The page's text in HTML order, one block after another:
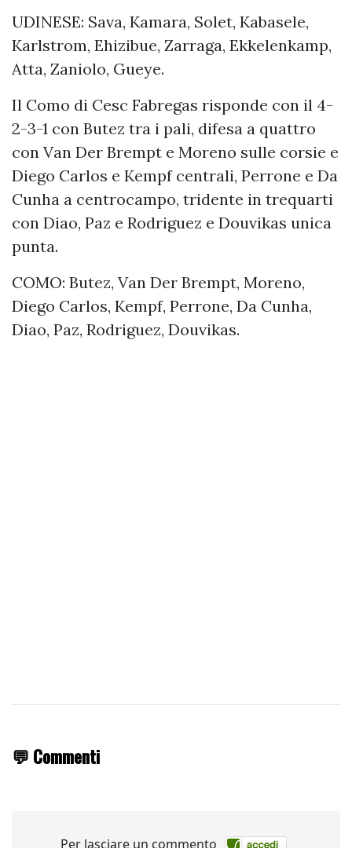
UDINESE: Sava, Kamara, Solet, Kabasele,
Karlstrom, Ehizibue, Zarraga, Ekkelenkamp,
Atta, Zaniolo, Gueye.
Il Como di Cesc Fabregas risponde con il 4-
2-3-1 con Butez tra i pali, difesa a quattro
con Van Der Brempt e Moreno sulle corsie e
Diego Carlos e Kempf centrali, Perrone e Da
Cunha a centrocampo, tridente in trequarti
con Diao, Paz e Rodriguez e Douvikas unica
punta.
COMO: Butez, Van Der Brempt, Moreno,
Diego Carlos, Kempf, Perrone, Da Cunha,
Diao, Paz, Rodriguez, Douvikas.
💬 Commenti